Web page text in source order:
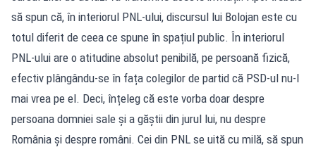
să spun că, în interiorul PNL-ului, discursul lui Bolojan este cu
totul diferit de ceea ce spune în spațiul public. În interiorul
PNL-ului are o atitudine absolut penibilă, pe persoană fizică,
efectiv plângându-se în fața colegilor de partid că PSD-ul nu-l
mai vrea pe el. Deci, înțeleg că este vorba doar despre
persoana domniei sale și a găștii din jurul lui, nu despre
România și despre români. Cei din PNL se uită cu milă, să spun